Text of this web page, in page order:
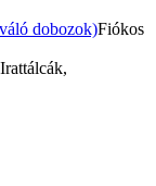
dobozok)Fiókos
Irattálcák,